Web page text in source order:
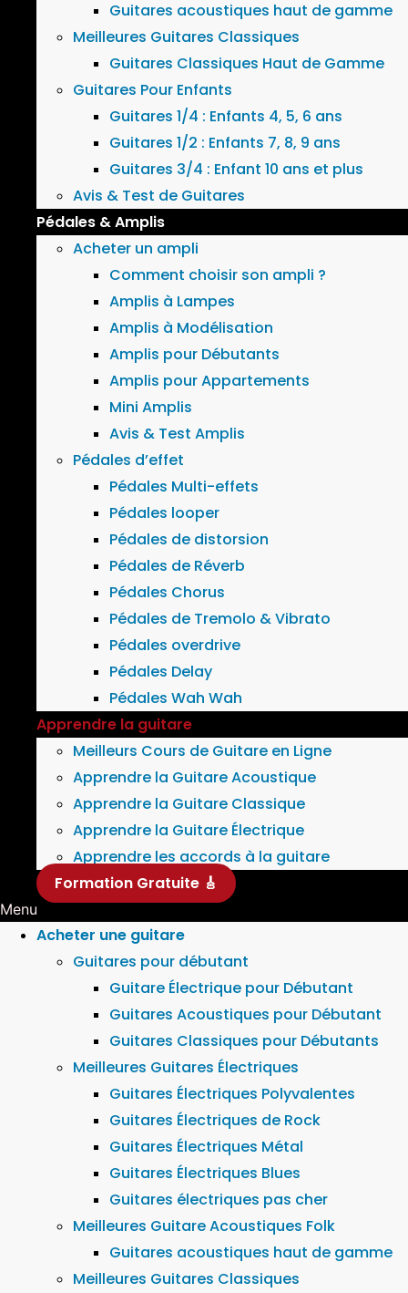
Guitares acoustiques haut de gamme
Meilleures Guitares Classiques
Guitares Classiques Haut de Gamme
Guitares Pour Enfants
Guitares 1/4 : Enfants 4, 5, 6 ans
Guitares 1/2 : Enfants 7, 8, 9 ans
Guitares 3/4 : Enfant 10 ans et plus
Avis & Test de Guitares
Pédales & Amplis
Acheter un ampli
Comment choisir son ampli ?
Amplis à Lampes
Amplis à Modélisation
Amplis pour Débutants
Amplis pour Appartements
Mini Amplis
Avis & Test Amplis
Pédales d’effet
Pédales Multi-effets
Pédales looper
Pédales de distorsion
Pédales de Réverb
Pédales Chorus
Pédales de Tremolo & Vibrato
Pédales overdrive
Pédales Delay
Pédales Wah Wah
Apprendre la guitare
Meilleurs Cours de Guitare en Ligne
Apprendre la Guitare Acoustique
Apprendre la Guitare Classique
Apprendre la Guitare Électrique
Apprendre les accords à la guitare
Formation Gratuite 🎸
Menu
Acheter une guitare
Guitares pour débutant
Guitare Électrique pour Débutant
Guitares Acoustiques pour Débutant
Guitares Classiques pour Débutants
Meilleures Guitares Électriques
Guitares Électriques Polyvalentes
Guitares Électriques de Rock
Guitares Électriques Métal
Guitares Électriques Blues
Guitares électriques pas cher
Meilleures Guitare Acoustiques Folk
Guitares acoustiques haut de gamme
Meilleures Guitares Classiques